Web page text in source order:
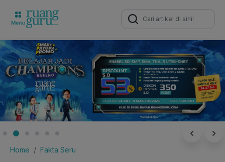
Search
for:
Home Fakta Seru